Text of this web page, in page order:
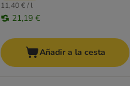
11,40 € / l
21,19 €
Añadir a la cesta